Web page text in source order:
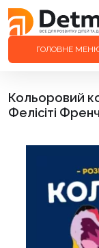
ГОЛОВНЕ
Кольоровий
Фелісіті